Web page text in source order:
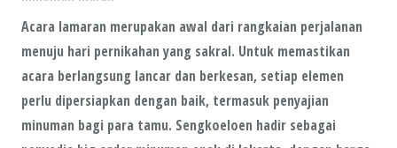
Acara lamaran merupakan awal dari rangkaian perjalanan
menuju hari pernikahan yang sakral. Untuk memastikan
acara berlangsung lancar dan berkesan, setiap elemen
perlu dipersiapkan dengan baik, termasuk penyajian
minuman bagi para tamu. Sengkoeloen hadir sebagai